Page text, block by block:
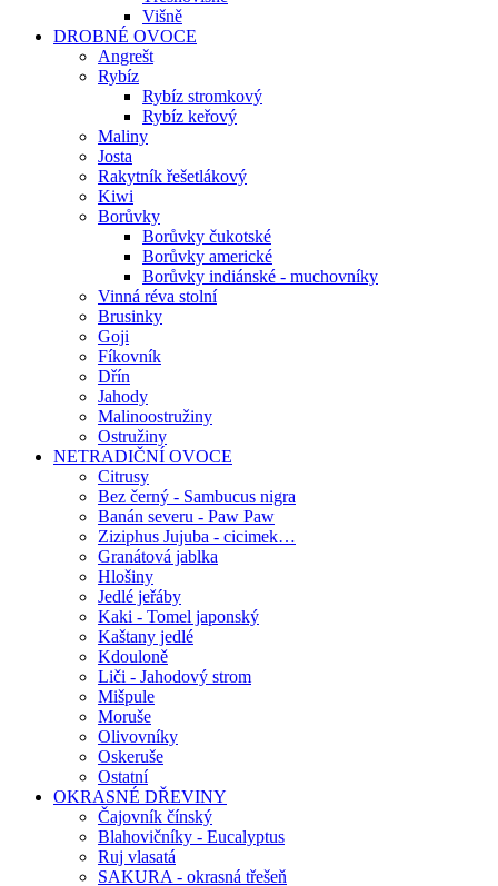
Višně
DROBNÉ OVOCE
Angrešt
Rybíz
Rybíz stromkový
Rybíz keřový
Maliny
Josta
Rakytník řešetlákový
Kiwi
Borůvky
Borůvky čukotské
Borůvky americké
Borůvky indiánské - muchovníky
Vinná réva stolní
Brusinky
Goji
Fíkovník
Dřín
Jahody
Malinoostružiny
Ostružiny
NETRADIČNÍ OVOCE
Citrusy
Bez černý - Sambucus nigra
Banán severu - Paw Paw
Ziziphus Jujuba - cicimek…
Granátová jablka
Hlošiny
Jedlé jeřáby
Kaki - Tomel japonský
Kaštany jedlé
Kdouloně
Liči - Jahodový strom
Mišpule
Moruše
Olivovníky
Oskeruše
Ostatní
OKRASNÉ DŘEVINY
Čajovník čínský
Blahovičníky - Eucalyptus
Ruj vlasatá
SAKURA - okrasná třešeň